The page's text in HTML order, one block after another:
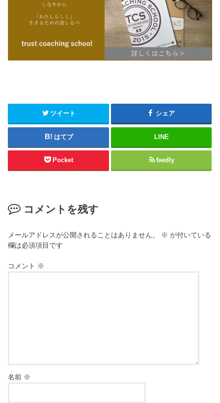
ツイート シェア
はてブ LINE
Pocket feedly
コメントを残す
メールアドレスが公開されることはありません。 ※ が付いている
欄は必須項目です
コメント ※
名前 ※